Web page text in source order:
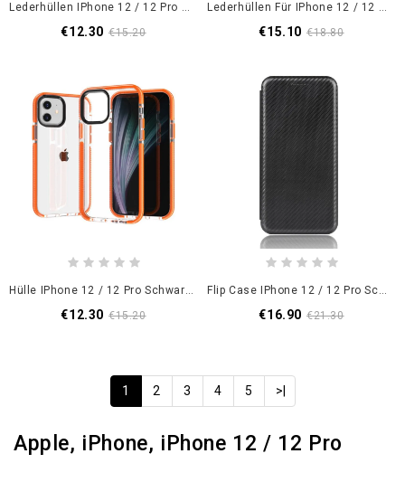
Lederhüllen IPhone 12 / 12 Pro Marmor Und Pailletten Mit Riemen
€12.30 €15.20
Lederhüllen Für IPhone 12 / 12 Pro Schwarz Geldbörse Aus Spitzenstring
€15.10 €18.80
Hülle IPhone 12 / 12 Pro Schwarz Transparente Silikonkanten
€12.30 €15.20
Flip Case IPhone 12 / 12 Pro Schwarz Kohlefaser
€16.90 €21.30
1 2 3 4 5 >|
Apple, iPhone, iPhone 12 / 12 Pro